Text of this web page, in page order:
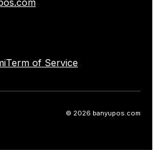
Term of Service
© 2026 banyupos.com